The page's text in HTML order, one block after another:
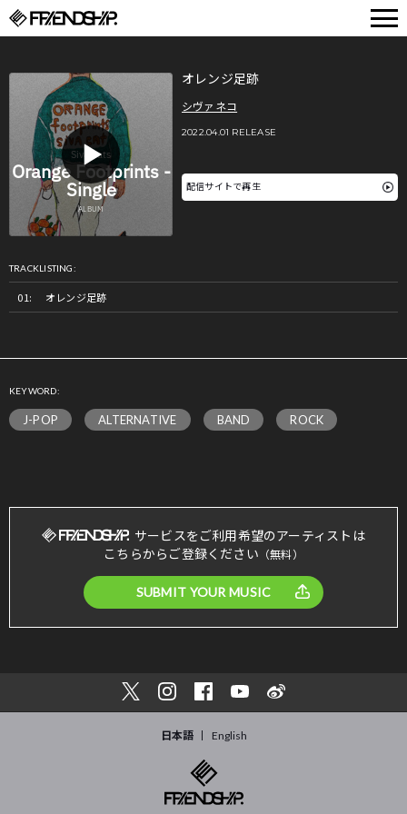
オレンジ足跡
シヴァネコ
2022.04.01 RELEASE
配信サイトで再生
TRACKLISTING:
オレンジ足跡
KEYWORD:
J-POP ALTERNATIVE BAND ROCK
サービスをご利用希望のアーティストは
こちらからご登録ください （無料）
SUBMIT YOUR MUSIC
日本語 English